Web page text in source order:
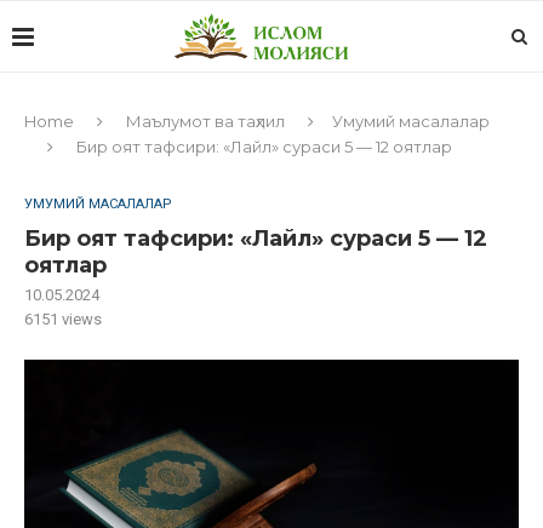
Home Маълумот ва таҳлил
Умумий масалалар
Бир оят тафсири: «Лайл» сураси 5 — 12 оятлар
УМУМИЙ МАСАЛАЛАР
Бир оят тафсири: «Лайл» сураси 5 — 12
оятлар
10.05.2024
6151 views